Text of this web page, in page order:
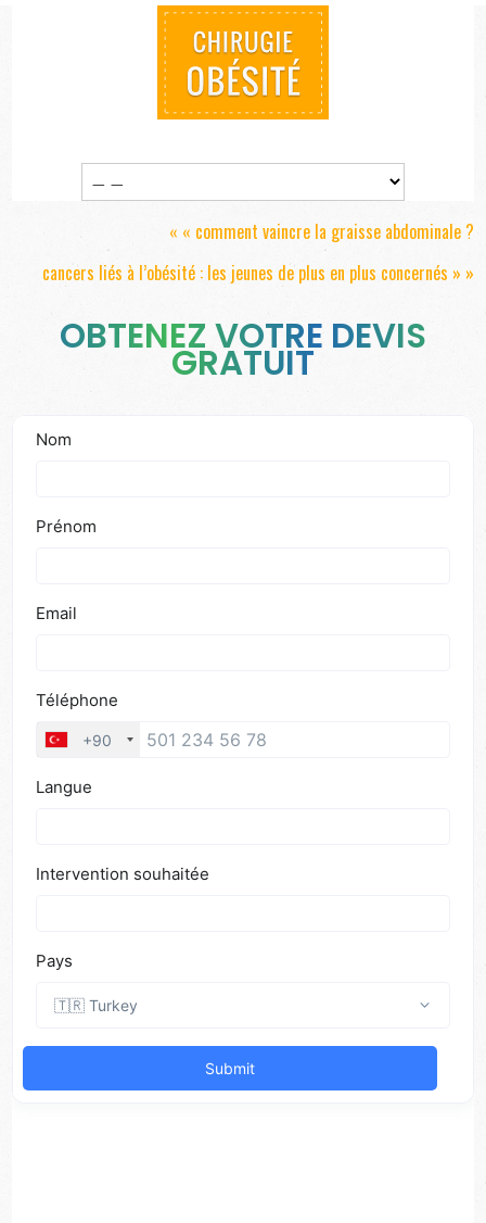
« « comment vaincre la graisse abdominale ?
cancers liés à l’obésité : les jeunes de plus en plus concernés » »
OBTENEZ VOTRE DEVIS
GRATUIT